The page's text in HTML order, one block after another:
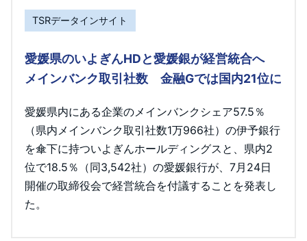
TSRデータインサイト
愛媛県のいよぎんHDと愛媛銀が経営統合へ
メインバンク取引社数 金融Gでは国内21位に
愛媛県内にある企業のメインバンクシェア57.5％
（県内メインバンク取引社数1万966社）の伊予銀行
を傘下に持ついよぎんホールディングスと、県内2
位で18.5％（同3,542社）の愛媛銀行が、7月24日
開催の取締役会で経営統合を付議することを発表し
た。